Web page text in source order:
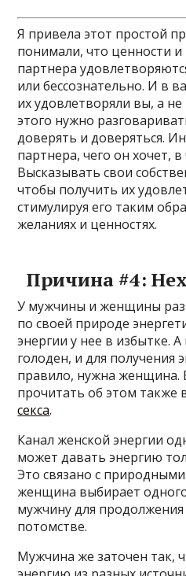
Я привела этот простой
понимали, что ценности
партнера
или бессознательно. И в
их удовлетворяли вы, а
этого нужно
доверять и доверяться.
партнера, чего он хочет,
Высказывать свои
чтобы получить их
стимулируя его таким
желаниях и ценностях.
Причина #4:
У мужчины и женщины
по своей природе
энергии у нее в избытке.
голоден, и для получения
правило, нужна женщина.
прочитать об этом также
секса.
Канал женской энергии
может давать энергию
Это связано с
женщина выбирает
мужчину для
потомстве.
Мужчина же заточен так,